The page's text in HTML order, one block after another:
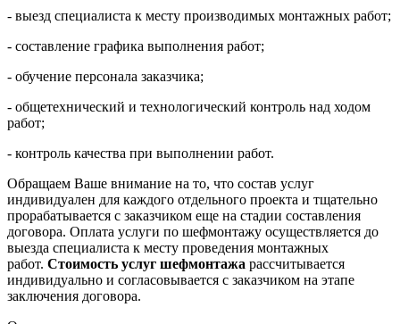
- выезд специалиста к месту производимых монтажных работ;
- составление графика выполнения работ;
- обучение персонала заказчика;
- общетехнический и технологический контроль над ходом
работ;
- контроль качества при выполнении работ.
Обращаем Ваше внимание на то, что состав услуг
индивидуален для каждого отдельного проекта и тщательно
прорабатывается с заказчиком еще на стадии составления
договора. Оплата услуги по шефмонтажу осуществляется до
выезда специалиста к месту проведения монтажных
работ. Стоимость услуг шефмонтажа рассчитывается
индивидуально и согласовывается с заказчиком на этапе
заключения договора.